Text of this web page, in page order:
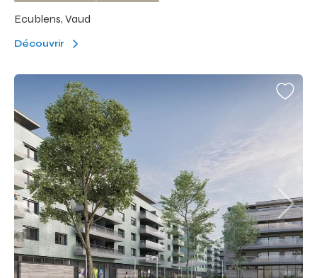
Ecublens, Vaud
Découvrir